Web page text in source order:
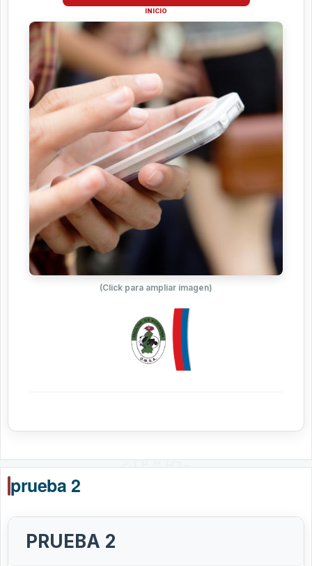
INICIO
(Click para ampliar imagen)
prueba 2
PRUEBA 2